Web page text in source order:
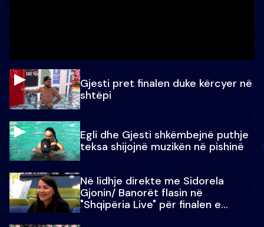
Gjesti pret finalen duke kërcyer në
shtëpi
Egli dhe Gjesti shkëmbejnë puthje
teksa shijojnë muzikën në pishinë
Në lidhje direkte me Sidorela
Gjonin/ Banorët flasin në
"Shqipëria Live" për finalen e